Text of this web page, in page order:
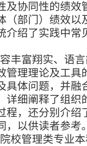
及协同性的绩效
（部门）绩效以
介绍了实践中常
丰富翔实、语
管理理论及工具
具体问题，并融
详细阐释了组织
程，还分别介绍
，以供读者参考
校管理类专业